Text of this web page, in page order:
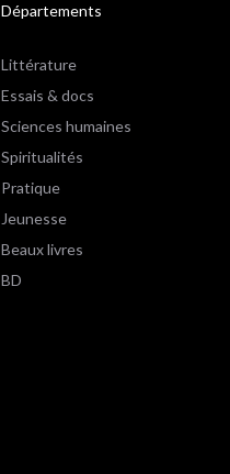
Départements
Littérature
Essais & docs
Sciences humaines
Spiritualités
Pratique
Jeunesse
Beaux livres
BD